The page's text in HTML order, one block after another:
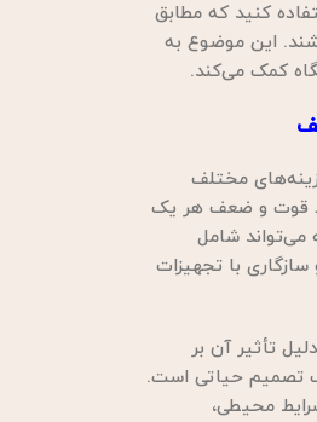
کنید که مطابق
این موضوع به
کمک می‌کند.
مختلف
قوت و ضعف هر یک
می‌تواند شامل
با تجهیزات
تأثیر آن بر
تصمیم حیاتی است.
محیطی،